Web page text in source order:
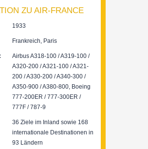
ZU AIR-FRANCE
1933
Frankreich, Paris
Airbus A318-100 / A319-100 /
A320-200 / A321-100 / A321-
200 / A330-200 / A340-300 /
A350-900 / A380-800, Boeing
777-200ER / 777-300ER /
777F / 787-9
36 Ziele im Inland sowie 168
internationale Destinationen in
93 Ländern